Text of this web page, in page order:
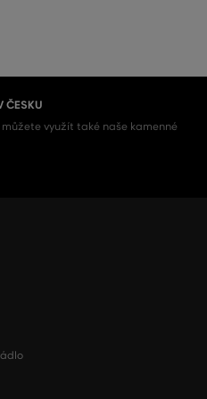
ČESKU
můžete využít také naše kamenné